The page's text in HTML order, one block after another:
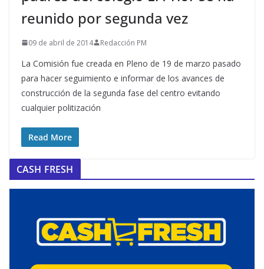
reunido por segunda vez
09 de abril de 2014 Redacción PM
La Comisión fue creada en Pleno de 19 de marzo pasado
para hacer seguimiento e informar de los avances de
construcción de la segunda fase del centro evitando
cualquier politización
Read More
CASH FRESH